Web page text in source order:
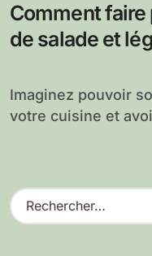
Comment
de salade et
Imaginez pouvoir sortir de votre porte arrière de
votre cuisine et
R
e